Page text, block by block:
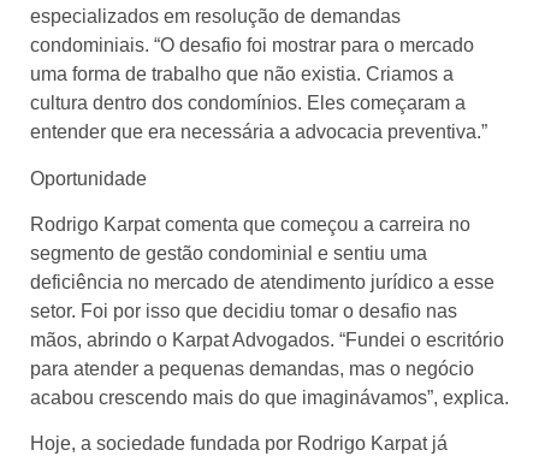
especializados em resolução de demandas
condominiais. “O desafio foi mostrar para o mercado
uma forma de trabalho que não existia. Criamos a
cultura dentro dos condomínios. Eles começaram a
entender que era necessária a advocacia preventiva.”
Oportunidade
Rodrigo Karpat comenta que começou a carreira no
segmento de gestão condominial e sentiu uma
deficiência no mercado de atendimento jurídico a esse
setor. Foi por isso que decidiu tomar o desafio nas
mãos, abrindo o Karpat Advogados. “Fundei o escritório
para atender a pequenas demandas, mas o negócio
acabou crescendo mais do que imaginávamos”, explica.
Hoje, a sociedade fundada por Rodrigo Karpat já